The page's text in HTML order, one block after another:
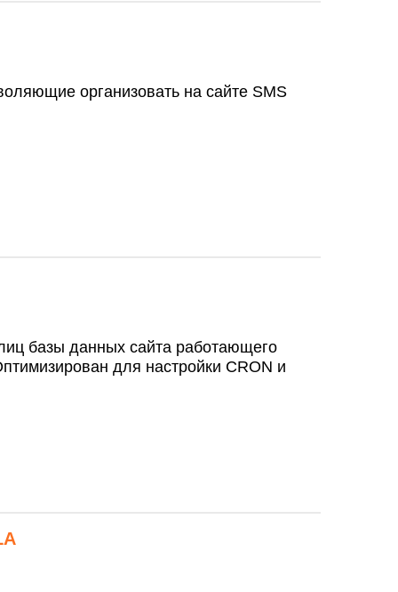
организовать на сайте SMS
базы данных сайта работающего
для настройки CRON и